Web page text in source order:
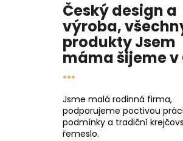
Český design a
výroba,
produktyJsem
mámašijeme v
...
Jsme malá rodinná firma,
podporujeme poctivou
podmínky a tradiční
řemeslo.